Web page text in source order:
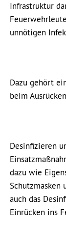
Infrastruktur
unnötigen
Dazu gehört
beim
Desinfizieren
dazu wie
Schutzmasken
auch das
Einrücken ins